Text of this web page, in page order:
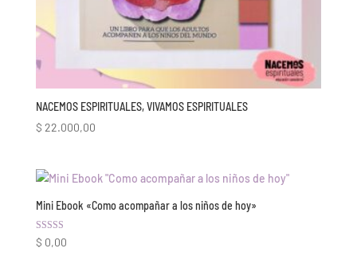
NACEMOS ESPIRITUALES, VIVAMOS ESPIRITUALES
$ 22.000,00
Mini Ebook «Como acompañar a los niños de hoy»
Valorado con
4.89
$ 0,00